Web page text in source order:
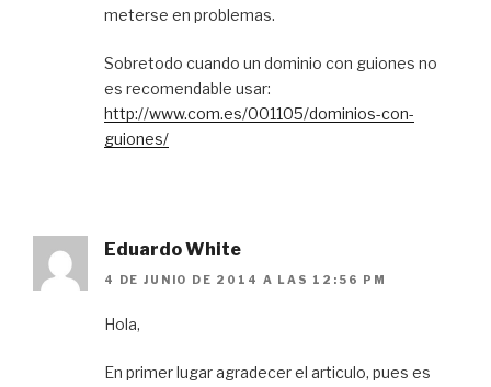
meterse en problemas.
Sobretodo cuando un dominio con guiones no
es recomendable usar:
http://www.com.es/001105/dominios-con-
guiones/
Eduardo White
4 DE JUNIO DE 2014 A LAS 12:56 PM
Hola,
En primer lugar agradecer el articulo, pues es